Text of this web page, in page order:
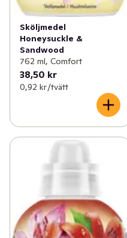
Sköljmedel
Honeysuckle &
Sandwood
762 ml, Comfort
38,50 kr
0,92 kr /tvätt